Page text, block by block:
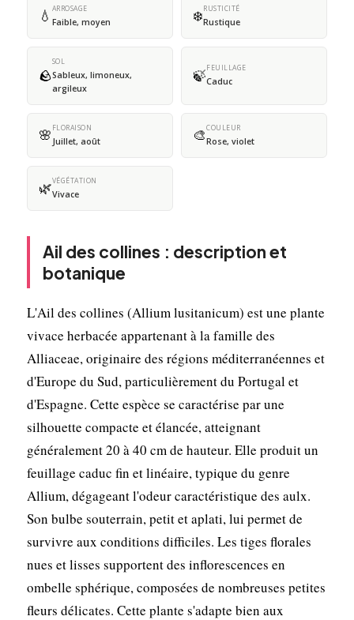
💧 ARROSAGE
Faible, moyen ❄️RUSTICITÉ
Rustique
🪨
SOL
Sableux, limoneux,
argileux
🍃FEUILLAGE
Caduc
🌸 FLORAISON
Juillet, août 🎨COULEUR
Rose, violet
🌿VÉGÉTATION
Vivace
Ail des collines : description et
botanique
L'Ail des collines (Allium lusitanicum) est une plante
vivace herbacée appartenant à la famille des
Alliaceae, originaire des régions méditerranéennes et
d'Europe du Sud, particulièrement du Portugal et
d'Espagne. Cette espèce se caractérise par une
silhouette compacte et élancée, atteignant
généralement 20 à 40 cm de hauteur. Elle produit un
feuillage caduc fin et linéaire, typique du genre
Allium, dégageant l'odeur caractéristique des aulx.
Son bulbe souterrain, petit et aplati, lui permet de
survivre aux conditions difficiles. Les tiges florales
nues et lisses supportent des inflorescences en
ombelle sphérique, composées de nombreuses petites
fleurs délicates. Cette plante s'adapte bien aux